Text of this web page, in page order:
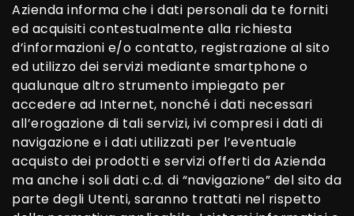
Azienda informa che i dati personali da te forniti
ed acquisiti contestualmente alla richiesta
d’informazioni e/o contatto, registrazione al sito
ed utilizzo dei servizi mediante smartphone o
qualunque altro strumento impiegato per
accedere ad Internet, nonché i dati necessari
all’erogazione di tali servizi, ivi compresi i dati di
navigazione e i dati utilizzati per l’eventuale
acquisto dei prodotti e servizi offerti da Azienda
ma anche i soli dati c.d. di “navigazione” del sito da
parte degli Utenti, saranno trattati nel rispetto